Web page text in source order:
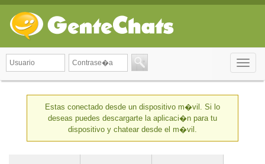
Toggle
Estas conectado desde un dispositivo m�vil. Si lo
deseas puedes descargarte la aplicaci�n para tu
dispositivo y chatear desde el m�vil.